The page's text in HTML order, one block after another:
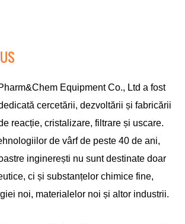
US
Equipment Co., Ltd a fost
cercetării, dezvoltării și fabricării
reacție, cristalizare, filtrare și uscare.
de vârf de peste 40 de ani,
inginerești nu sunt destinate doar
ci și substanțelor chimice fine,
noi, materialelor noi și altor industrii.